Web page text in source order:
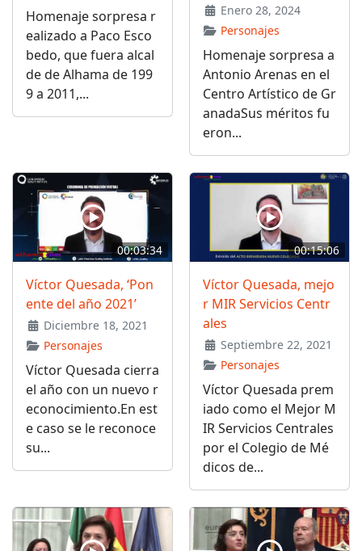
Homenaje sorpresa r
ealizado a Paco Esco
bedo, que fuera alcal
de de Alhama de 199
9 a 2011,...
Enero 28, 2024
Personajes
Homenaje sorpresa a
Antonio Arenas en el
Centro Artístico de Gr
anadaSus méritos fu
eron...
00:03:34
Víctor Quesada, ‘Pon
ente del año 2021’
Diciembre 18, 2021
Personajes
Víctor Quesada cierra
el año con un nuevo r
econocimiento.En est
e caso se le reconoce
su...
00:15:06
Víctor Quesada, mejo
r MIR Servicios Centr
ales
Septiembre 22, 2021
Personajes
Víctor Quesada prem
iado como el Mejor M
IR Servicios Centrales
por el Colegio de Mé
dicos de...